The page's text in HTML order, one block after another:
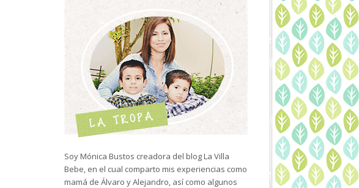
Soy Mónica Bustos creadora del blog La Villa
Bebe, en el cual comparto mis experiencias como
mamá de Álvaro y Alejandro, así como algunos